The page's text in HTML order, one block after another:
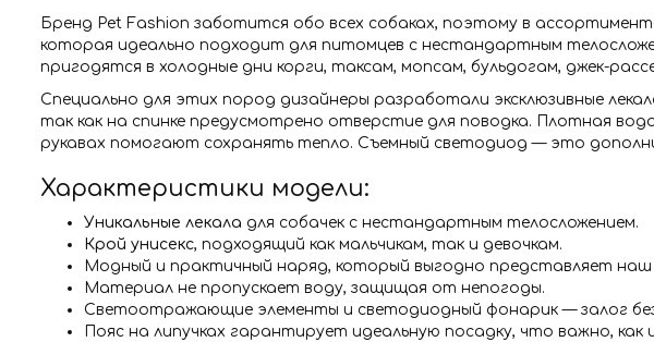
Бренд Pet Fashion заботится обо всех собаках, поэтому в
которая идеально подходит для питомцев с нестандартным
пригодятся в холодные дни корги, таксам, мопсам, бульдогам, джек-
Специально для этих пород дизайнеры разработали эксклюзивные
так как на спинке предусмотрено отверстие для поводка. Плотная
рукавах помогают сохранять тепло. Съемный светодиод — это
Характеристики модели:
Уникальные лекала для собачек с нестандартным телосложением.
Крой унисекс, подходящий как мальчикам, так и девочкам.
Модный и практичный наряд, который выгодно представляет наш
Материал не пропускает воду, защищая от непогоды.
Светоотражающие элементы и светодиодный фонарик — залог
Пояс на липучках гарантирует идеальную посадку, что важно, как